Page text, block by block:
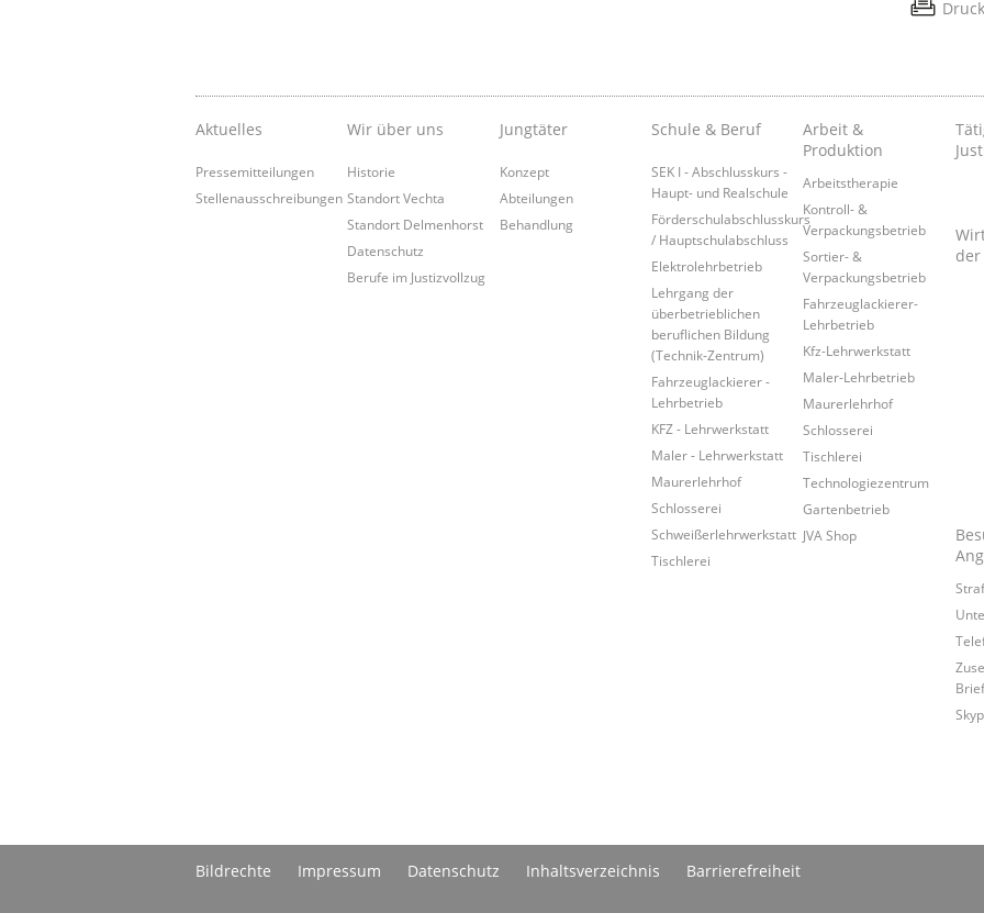
Aktuelles
Pressemitteilungen
Stellenausschreibungen
Wir über uns
Historie
Standort Vechta
Standort Delmenhorst
Datenschutz
Berufe im Justizvollzug
Jungtäter
Konzept
Abteilungen
Behandlung
Schule & Beruf
SEK I - Abschlusskurs -
Haupt- und Realschule
Förderschulabschlusskurs
/ Hauptschulabschluss
Elektrolehrbetrieb
Lehrgang der
überbetrieblichen
beruflichen Bildung
(Technik-Zentrum)
Fahrzeuglackierer -
Lehrbetrieb
KFZ - Lehrwerkstatt
Maler - Lehrwerkstatt
Maurerlehrhof
Schlosserei
Schweißerlehrwerkstatt
Tischlerei
Arbeit &
Produktion
Arbeitstherapie
Kontroll- &
Verpackungsbetrieb
Sortier- &
Verpackungsbetrieb
Fahrzeuglackierer-
Lehrbetrieb
Kfz-Lehrwerkstatt
Maler-Lehrbetrieb
Maurerlehrhof
Schlosserei
Tischlerei
Technologiezentrum
Gartenbetrieb
JVA Shop
der
Bildrechte Impressum Datenschutz Inhaltsverzeichnis Barrierefreiheit